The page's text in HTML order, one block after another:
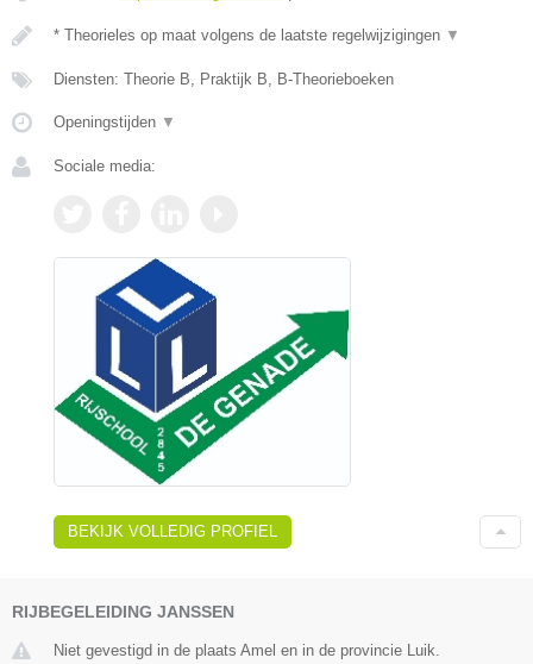
* Theorieles op maat volgens de laatste regelwijzigingen ▼
Diensten: Theorie B, Praktijk B, B-Theorieboeken
Openingstijden ▼
Sociale media:
BEKIJK VOLLEDIG PROFIEL
RIJBEGELEIDING JANSSEN
Niet gevestigd in de plaats Amel en in de provincie Luik.